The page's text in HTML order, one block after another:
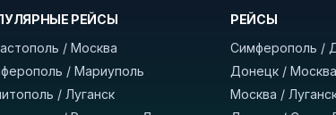
РЕЙСЫ
/ Москва
/ Мариуполь
/ Луганск
РЕЙСЫ
Симферополь /
Донецк / Москва
Москва /